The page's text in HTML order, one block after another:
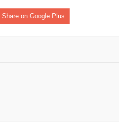
Share on Google Plus